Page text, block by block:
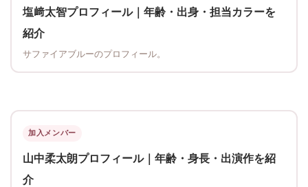
塩﨑太智プロフィール｜年齢・出身・担当カラーを
紹介
サファイアブルーのプロフィール。
加入メンバー
山中柔太朗プロフィール｜年齢・身長・出演作を紹
介